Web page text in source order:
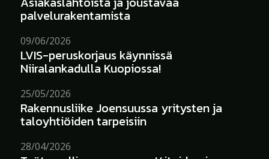
palvelurakentamista
09/06/2026
LVIS-peruskorjaus käynnissä
Niiralankadulla Kuopiossa!
25/05/2026
Rakennusliike Joensuussa yritysten ja
taloyhtiöiden tarpeisiin
28/04/2026